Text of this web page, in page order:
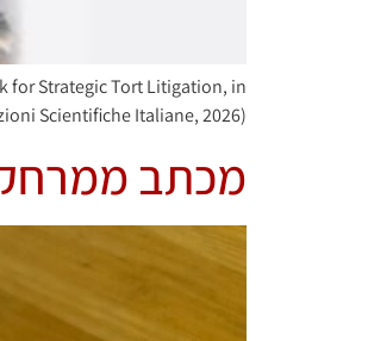
for Strategic Tort Litigation, in
Scientifiche Italiane, 2026).
מכתב